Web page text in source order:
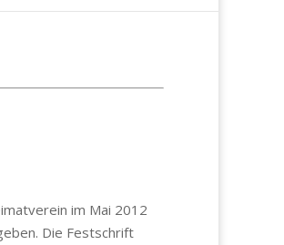
im Mai 2012
Die Festschrift